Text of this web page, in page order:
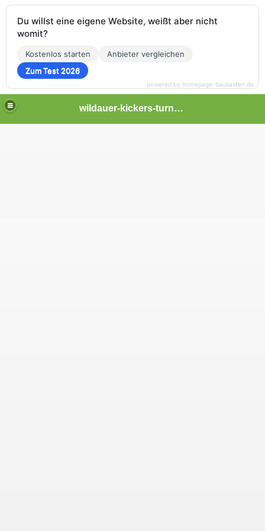
wildauer-kickers-turnier-2013
Du willst eine eigene Website, weißt aber nicht
womit?
Kostenlos starten
Anbieter vergleichen
Zum Test 2026
powered by homepage-baukasten.de